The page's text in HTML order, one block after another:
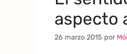
aspecto
26 marzo 2015 por